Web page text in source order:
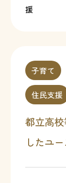
援
子育て
住民支援
都立高
したユ